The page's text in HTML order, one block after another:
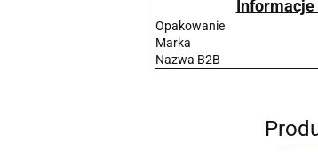
Informacje
Opakowanie
Marka
Nazwa B2B